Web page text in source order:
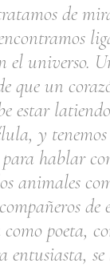
de
el universo.
que un
estar
y tenemos
para hablar
animales
de
poeta,
entusiasta, se